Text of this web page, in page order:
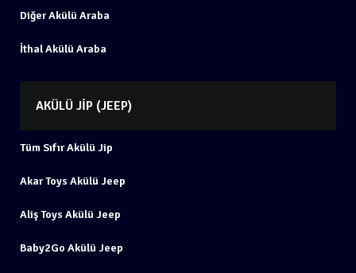
Diğer Akülü Araba
İthal Akülü Araba
AKÜLÜ JIP (JEEP)
Tüm Sıfır Akülü Jip
Akar Toys Akülü Jeep
Aliş Toys Akülü Jeep
Baby2Go Akülü Jeep